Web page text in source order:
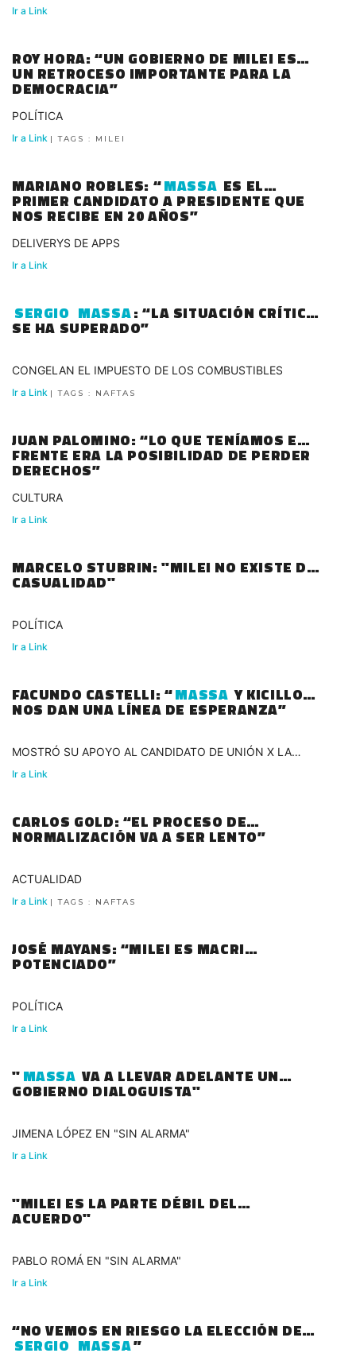
Ir a Link
ROY HORA: “UN GOBIERNO DE MILEI ES
UN RETROCESO IMPORTANTE PARA LA
DEMOCRACIA”
POLÍTICA
Ir a Link | TAGS : MILEI
MARIANO ROBLES: “MASSA ES EL
PRIMER CANDIDATO A PRESIDENTE QUE
NOS RECIBE EN 20 AÑOS”
DELIVERYS DE APPS
Ir a Link
SERGIO MASSA: “LA SITUACIÓN CRÍTICA
SE HA SUPERADO”
CONGELAN EL IMPUESTO DE LOS COMBUSTIBLES
Ir a Link | TAGS : NAFTAS
JUAN PALOMINO: “LO QUE TENÍAMOS EN
FRENTE ERA LA POSIBILIDAD DE PERDER
DERECHOS”
CULTURA
Ir a Link
MARCELO STUBRIN: "MILEI NO EXISTE DE
CASUALIDAD"
POLÍTICA
Ir a Link
FACUNDO CASTELLI: “MASSA Y KICILLOF
NOS DAN UNA LÍNEA DE ESPERANZA”
MOSTRÓ SU APOYO AL CANDIDATO DE UNIÓN X LA
PATRIA
Ir a Link
CARLOS GOLD: “EL PROCESO DE
NORMALIZACIÓN VA A SER LENTO”
ACTUALIDAD
Ir a Link | TAGS : NAFTAS
JOSÉ MAYANS: “MILEI ES MACRI
POTENCIADO”
POLÍTICA
Ir a Link
"MASSA VA A LLEVAR ADELANTE UN
GOBIERNO DIALOGUISTA"
JIMENA LÓPEZ EN "SIN ALARMA"
Ir a Link
"MILEI ES LA PARTE DÉBIL DEL
ACUERDO"
PABLO ROMÁ EN "SIN ALARMA"
Ir a Link
“NO VEMOS EN RIESGO LA ELECCIÓN DE
SERGIO MASSA”